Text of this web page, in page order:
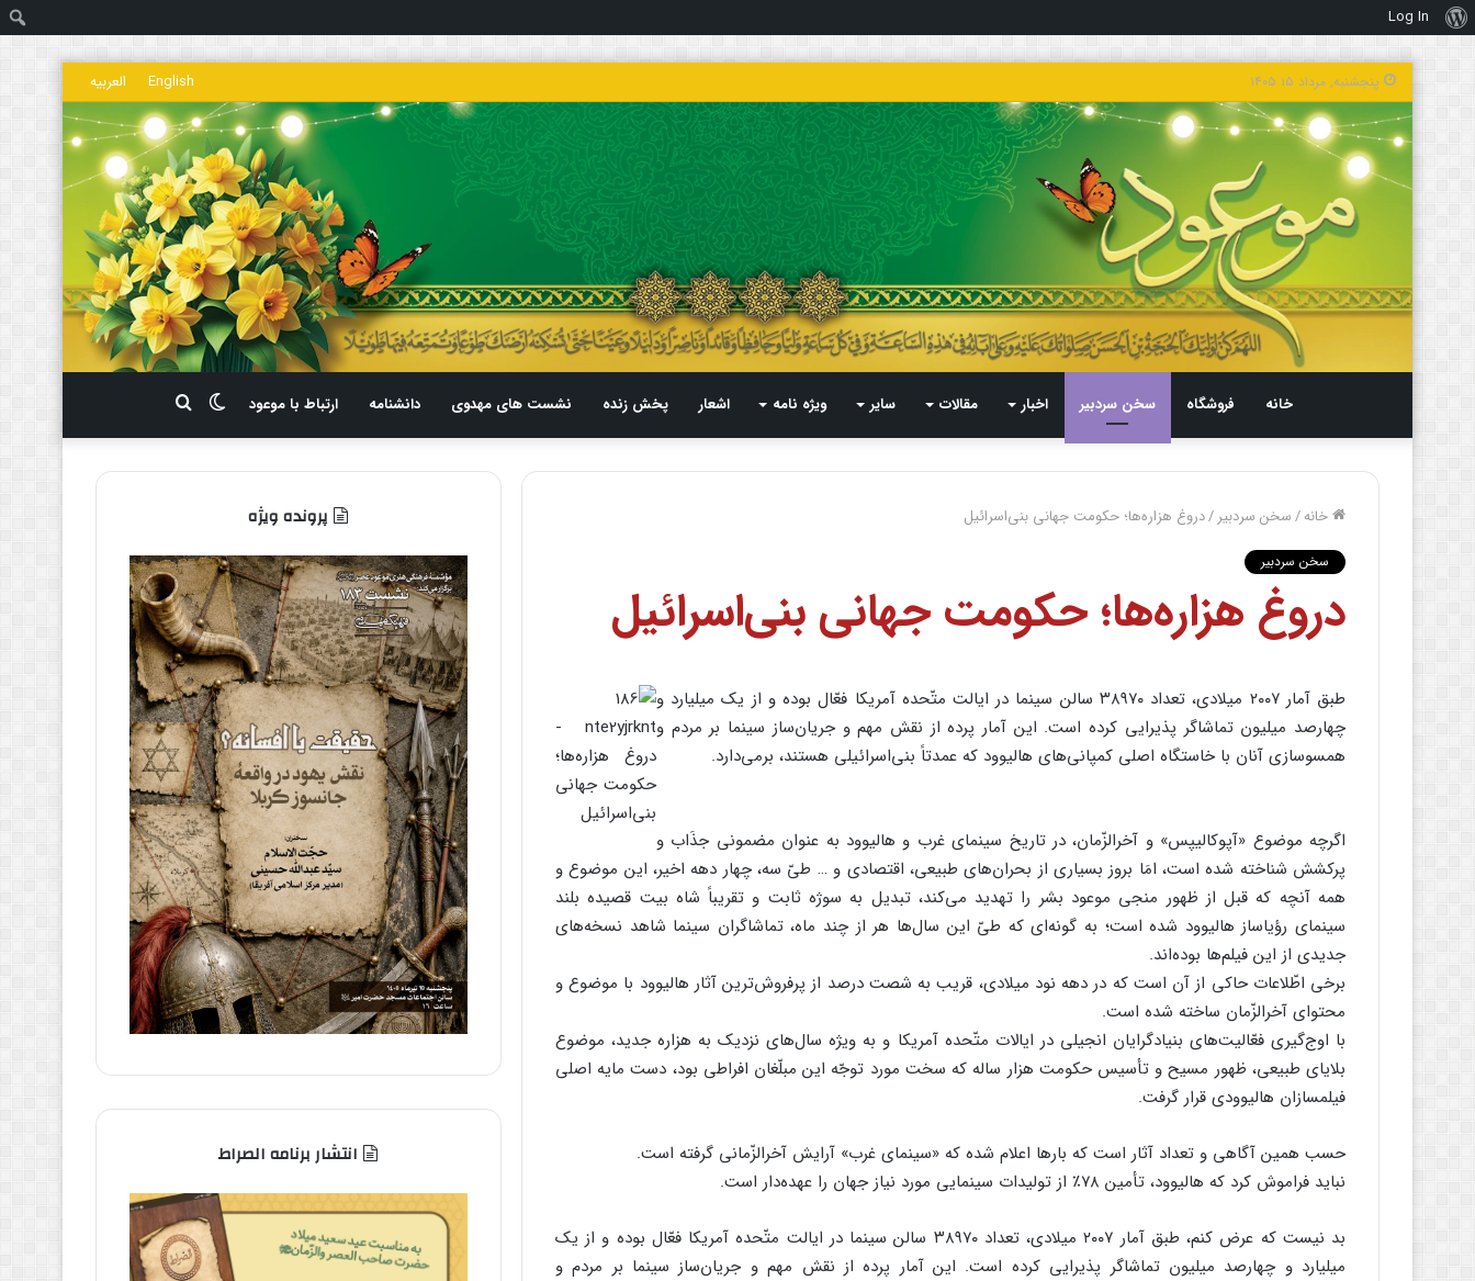
درباره
وردپرس
Log In
پنجشنبه, مرداد ۱۵ ۱۴۰۵ English العربیه
خانه فروشگاه سخن سردبیر اخبار مقالات سایر ویژه نامه اشعار پخش زنده نشست های مهدوی دانشنامه ارتباط با موعود
برای
تغییر
پوسته
خانه/سخن سردبیر /دروغ هزاره‌ها؛ حکومت جهانی بنی‌اسرائیل
سخن سردبیر
دروغ هزاره‌ها؛ حکومت جهانی بنی‌اسرائیل
طبق آمار ۲۰۰۷ میلادی، تعداد ۳۸۹۷۰ سالن سینما در ایالت متّحده آمریکا فعّال بوده و از یک میلیارد و
چهارصد میلیون تماشاگر پذیرایی کرده است. این آمار پرده از نقش مهم و جریان‌ساز سینما بر مردم و
همسوسازی آنان با خاستگاه اصلی کمپانی‌های هالیوود که عمدتاً بنی‌اسرائیلی هستند، برمی‌دارد.
اگرچه موضوع «آپوکالیپس» و آخرالزّمان، در تاریخ سینمای غرب و هالیوود به عنوان مضمونی جذَاب و
پرکشش شناخته شده است، امَا بروز بسیاری از بحران‌های طبیعی، اقتصادی و … طیّ سه، چهار دهه اخیر، این موضوع و
همه آنچه که قبل از ظهور منجی موعود بشر را تهدید می‌کند، تبدیل به سوژه ثابت و تقریباً شاه بیت قصیده بلند
سینمای رؤیاساز هالیوود شده است؛ به گونه‌ای که طیّ این سال‌ها هر از چند ماه، تماشاگران سینما شاهد نسخه‌های
جدیدی از این فیلم‌ها بوده‌اند.
برخی اطّلاعات حاکی از آن است که در دهه نود میلادی، قریب به شصت درصد از پرفروش‌ترین آثار هالیوود با موضوع و
محتوای آخرالزّمان ساخته شده است.
با اوج‌گیری فعّالیت‌های بنیادگرایان انجیلی در ایالات متّحده آمریکا و به ویژه سال‌های نزدیک به هزاره جدید، موضوع
بلایای طبیعی، ظهور مسیح و تأسیس حکومت هزار ساله که سخت مورد توجّه این مبلّغان افراطی بود، دست مایه اصلی
فیلمسازان هالیوودی قرار گرفت.
حسب همین آگاهی و تعداد آثار است که بارها اعلام شده که «سینمای غرب» آرایش آخرالزّمانی گرفته است.
نباید فراموش کرد که هالیوود، تأمین ۷۸٪ از تولیدات سینمایی مورد نیاز جهان را عهده‌دار است.
بد نیست که عرض کنم، طبق آمار ۲۰۰۷ میلادی، تعداد ۳۸۹۷۰ سالن سینما در ایالت متّحده آمریکا فعّال بوده و از یک
میلیارد و چهارصد میلیون تماشاگر پذیرایی کرده است. این آمار پرده از نقش مهم و جریان‌ساز سینما بر مردم و
پرونده ویژه
انتشار برنامه الصراط